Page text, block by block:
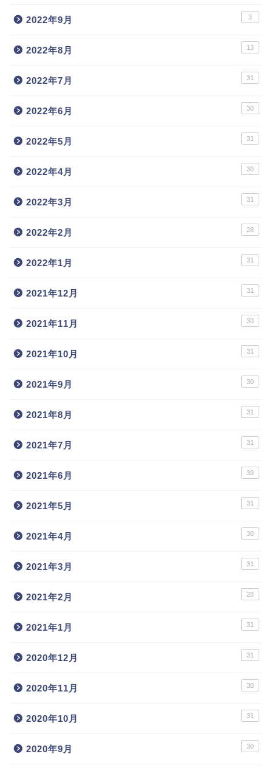
2022年9月 3
2022年8月 13
2022年7月 31
2022年6月 30
2022年5月 31
2022年4月 30
2022年3月 31
2022年2月 28
2022年1月 31
2021年12月 31
2021年11月 30
2021年10月 31
2021年9月 30
2021年8月 31
2021年7月 31
2021年6月 30
2021年5月 31
2021年4月 30
2021年3月 31
2021年2月 28
2021年1月 31
2020年12月 31
2020年11月 30
2020年10月 31
2020年9月 30